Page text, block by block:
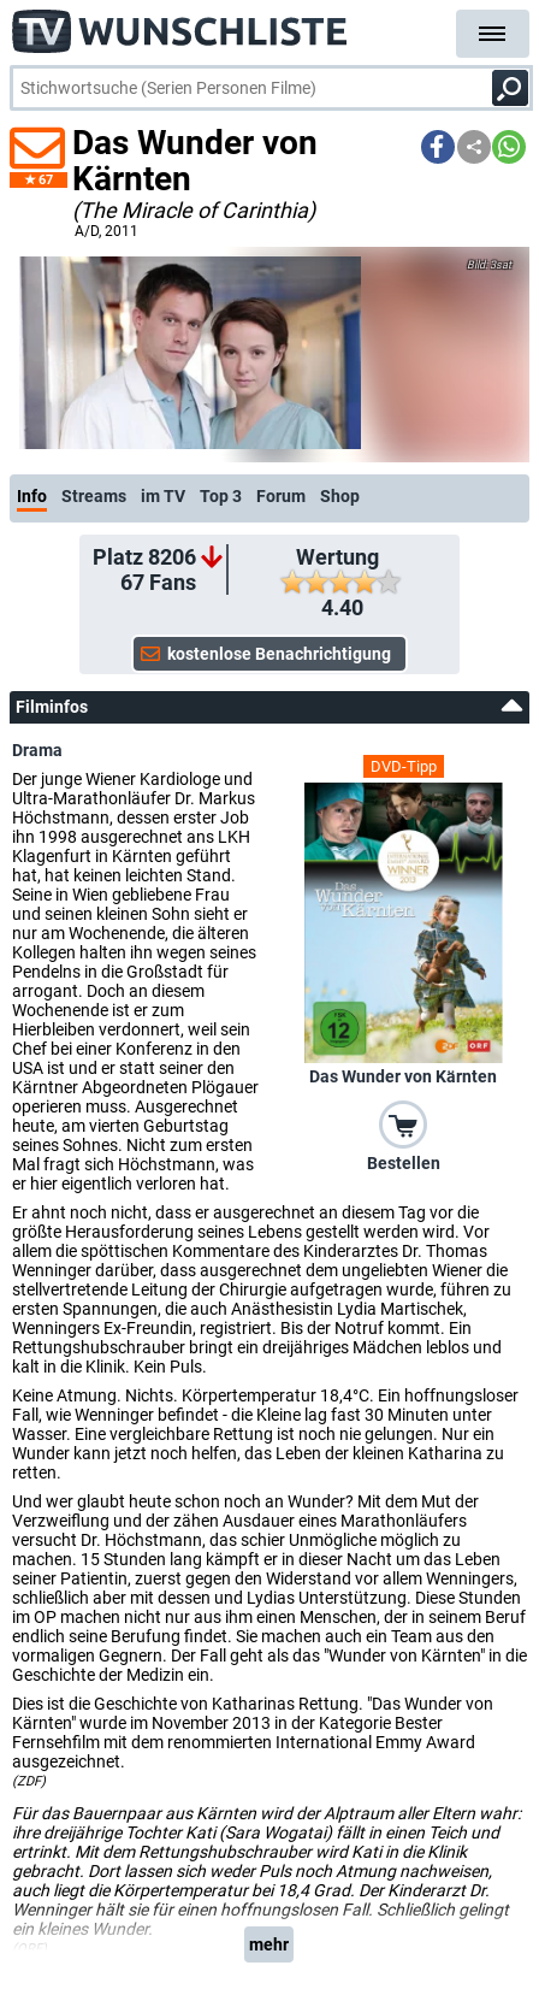
67
Das Wunder von
Kärnten
(The Miracle of Carinthia)
A/D, 2011
3sat
Info Streams im TV Top 3 Forum Shop
Platz 8206
67Fans
Wertung
4.40
Filminfos
DVD-Tipp
Das Wunder von Kärnten
Bestellen
Drama
Der junge Wiener Kardiologe und
Ultra-Marathonläufer Dr. Markus
Höchstmann, dessen erster Job
ihn 1998 ausgerechnet ans LKH
Klagenfurt in Kärnten geführt
hat, hat keinen leichten Stand.
Seine in Wien gebliebene Frau
und seinen kleinen Sohn sieht er
nur am Wochenende, die älteren
Kollegen halten ihn wegen seines
Pendelns in die Großstadt für
arrogant. Doch an diesem
Wochenende ist er zum
Hierbleiben verdonnert, weil sein
Chef bei einer Konferenz in den
USA ist und er statt seiner den
Kärntner Abgeordneten Plögauer
operieren muss. Ausgerechnet
heute, am vierten Geburtstag
seines Sohnes. Nicht zum ersten
Mal fragt sich Höchstmann, was
er hier eigentlich verloren hat.
Er ahnt noch nicht, dass er ausgerechnet an diesem Tag vor die
größte Herausforderung seines Lebens gestellt werden wird. Vor
allem die spöttischen Kommentare des Kinderarztes Dr. Thomas
Wenninger darüber, dass ausgerechnet dem ungeliebten Wiener die
stellvertretende Leitung der Chirurgie aufgetragen wurde, führen zu
ersten Spannungen, die auch Anästhesistin Lydia Martischek,
Wenningers Ex-Freundin, registriert. Bis der Notruf kommt. Ein
Rettungshubschrauber bringt ein dreijähriges Mädchen leblos und
kalt in die Klinik. Kein Puls.
Keine Atmung. Nichts. Körpertemperatur 18,4°C. Ein hoffnungsloser
Fall, wie Wenninger befindet - die Kleine lag fast 30 Minuten unter
Wasser. Eine vergleichbare Rettung ist noch nie gelungen. Nur ein
Wunder kann jetzt noch helfen, das Leben der kleinen Katharina zu
retten.
Und wer glaubt heute schon noch an Wunder? Mit dem Mut der
Verzweiflung und der zähen Ausdauer eines Marathonläufers
versucht Dr. Höchstmann, das schier Unmögliche möglich zu
machen. 15 Stunden lang kämpft er in dieser Nacht um das Leben
seiner Patientin, zuerst gegen den Widerstand vor allem Wenningers,
schließlich aber mit dessen und Lydias Unterstützung. Diese Stunden
im OP machen nicht nur aus ihm einen Menschen, der in seinem Beruf
endlich seine Berufung findet. Sie machen auch ein Team aus den
vormaligen Gegnern. Der Fall geht als das "Wunder von Kärnten" in die
Geschichte der Medizin ein.
Dies ist die Geschichte von Katharinas Rettung. "Das Wunder von
Kärnten" wurde im November 2013 in der Kategorie Bester
Fernsehfilm mit dem renommierten International Emmy Award
ausgezeichnet.
(ZDF)
Für das Bauernpaar aus Kärnten wird der Alptraum aller Eltern wahr:
ihre dreijährige Tochter Kati (Sara Wogatai) fällt in einen Teich und
ertrinkt. Mit dem Rettungshubschrauber wird Kati in die Klinik
gebracht. Dort lassen sich weder Puls noch Atmung nachweisen,
auch liegt die Körpertemperatur bei 18,4 Grad. Der Kinderarzt Dr.
Wenninger hält sie für einen hoffnungslosen Fall. Schließlich gelingt
ein kleines Wunder.
(ORF) mehr